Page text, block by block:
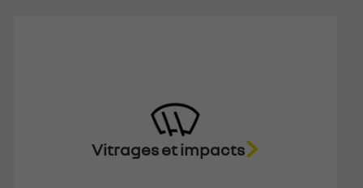
Vitrages et impacts